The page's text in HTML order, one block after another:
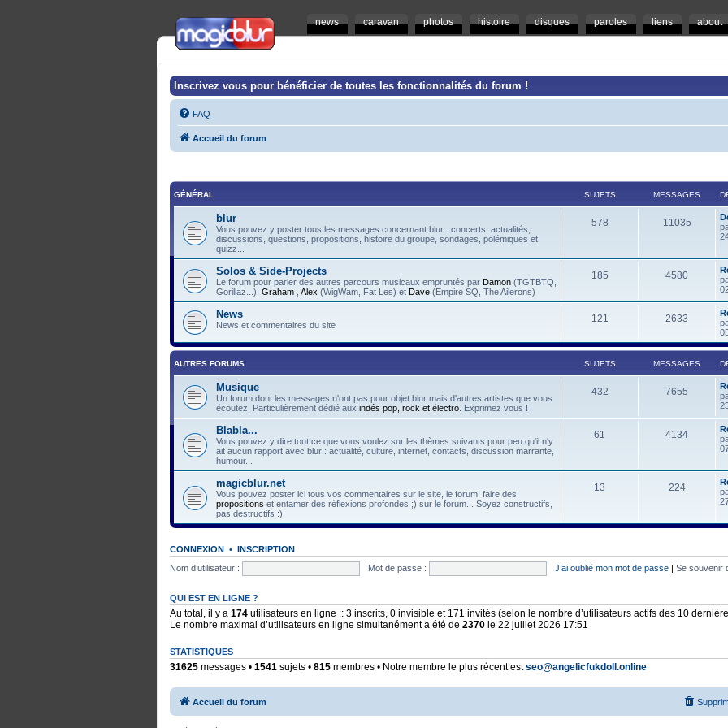
news caravan photos histoire disques paroles liens about
Inscrivez vous pour bénéficier de toutes les fonctionnalités du forum !
FAQ
Accueil du forum
GÉNÉRAL SUJETS MESSAGES
blur
Vous pouvez y poster tous les messages concernant blur : concerts, actualités,
discussions, questions, propositions, histoire du groupe, sondages, polémiques et
quizz...
578 11035
Solos & Side-Projects
Le forum pour parler des autres parcours musicaux empruntés par Damon (TGTBTQ,
Gorillaz...), Graham Alex (WigWam, Fat Les) et Dave (Empire SQ, The Ailerons)
185 4580
News
News et commentaires du site
121 2633
AUTRES FORUMS SUJETS MESSAGES
Musique
Un forum dont les messages n'ont pas pour objet blur mais d'autres artistes que vous
écoutez. Particulièrement dédié aux indés pop, rock et électro . Exprimez vous !
432 7655
Blabla...
Vous pouvez y dire tout ce que vous voulez sur les thèmes suivants pour peu qu'il n'y
ait aucun rapport avec blur : actualité, culture, internet, contacts, discussion marrante,
humour...
61 4134
magicblur.net
Vous pouvez poster ici tous vos commentaires sur le site, le forum, faire des
propositions et entamer des réflexions profondes ;) sur le forum... Soyez constructifs,
pas destructifs :)
13 224
CONNEXION • INSCRIPTION
Nom d’utilisateur :
Mot de passe : J’ai oublié mon mot de passe | Se souvenir
QUI EST EN LIGNE ?
Au total, il y a 174 utilisateurs en ligne :: 3 inscrits, 0 invisible et 171 invités (selon le nombre d’utilisateurs actifs des 10
Le nombre maximal d’utilisateurs en ligne simultanément a été de 2370 le 22 juillet 2026 17:51
STATISTIQUES
31625 messages • 1541 sujets • 815 membres • Notre membre le plus récent estseo@angelicfukdoll.online
Accueil du forum